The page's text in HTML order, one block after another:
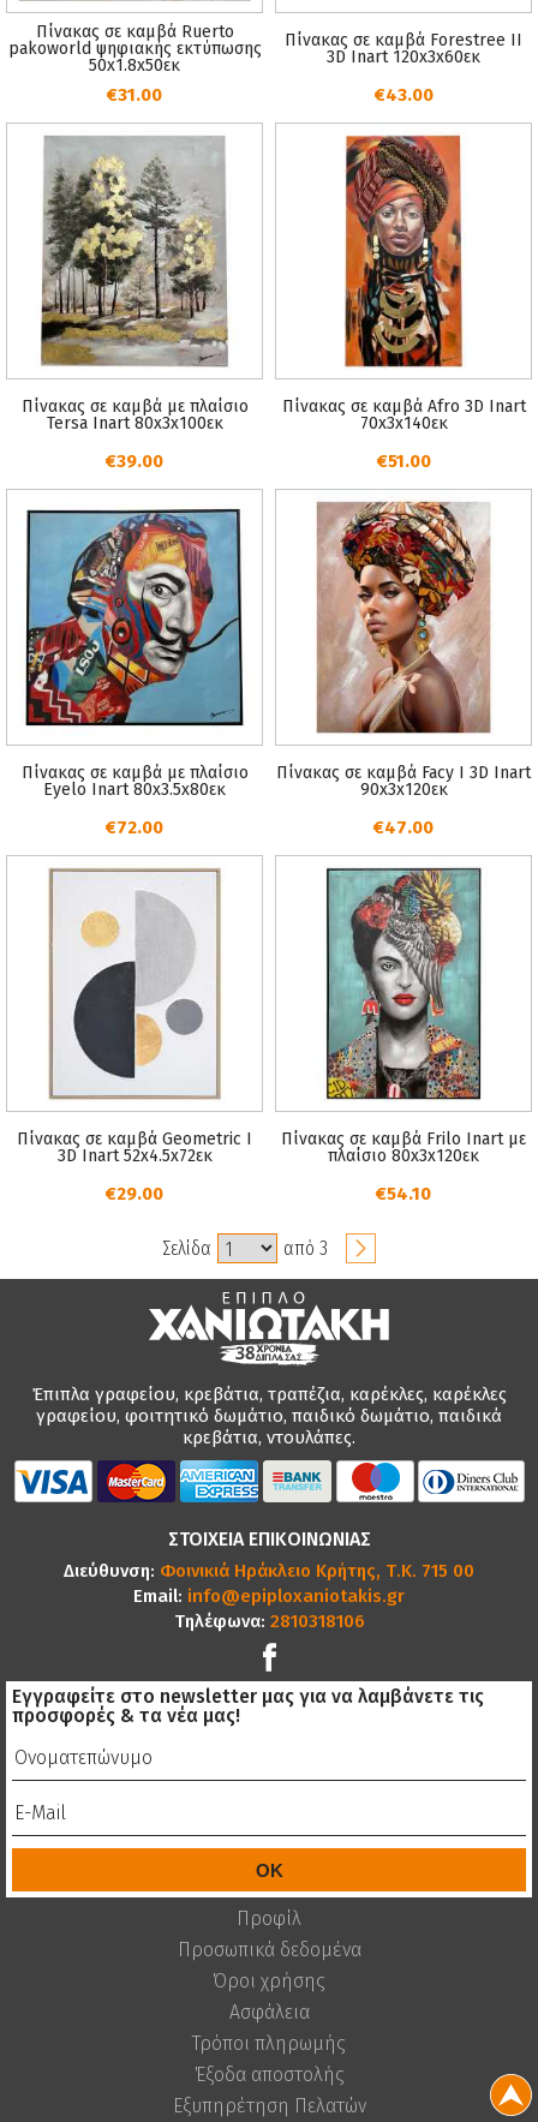
Πίνακας σε καμβά Ruerto
pakoworld ψηφιακής εκτύπωσης
50x1.8x50εκ
€31.00
Πίνακας σε καμβά Forestree II
3D Inart 120x3x60εκ
€43.00
Πίνακας σε καμβά με πλαίσιο
Tersa Inart 80x3x100εκ
€39.00
Πίνακας σε καμβά Afro 3D Inart
70x3x140εκ
€51.00
Πίνακας σε καμβά με πλαίσιο
Eyelo Inart 80x3.5x80εκ
€72.00
Πίνακας σε καμβά Facy I 3D Inart
90x3x120εκ
€47.00
Πίνακας σε καμβά Geometric I
3D Inart 52x4.5x72εκ
€29.00
Πίνακας σε καμβά Frilo Inart με
πλαίσιο 80x3x120εκ
€54.10
Σελίδα από 3
Έπιπλα γραφείου, κρεβάτια, τραπέζια, καρέκλες, καρέκλες
γραφείου, φοιτητικό δωμάτιο, παιδικό δωμάτιο, παιδικά
κρεβάτια, ντουλάπες.
ΣΤΟΙΧΕΙΑ ΕΠΙΚΟΙΝΩΝΙΑΣ
Διεύθυνση: Φοινικιά Ηράκλειο Κρήτης, Τ.Κ. 715 00
Email: info@epiploxaniotakis.gr
Τηλέφωνα: 2810318106
Εγγραφείτε στο newsletter μας για να λαμβάνετε τις
προσφορές & τα νέα μας!
Προφίλ
Προσωπικά δεδομένα
Όροι χρήσης
Ασφάλεια
Τρόποι πληρωμής
Έξοδα αποστολής
Εξυπηρέτηση Πελατών